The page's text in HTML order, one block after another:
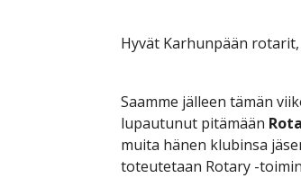
Hyvät Karhunpään
Saamme jälleen tämän
lupautunut pitämään
muita hänen klubinsa
toteutetaan Rotary -